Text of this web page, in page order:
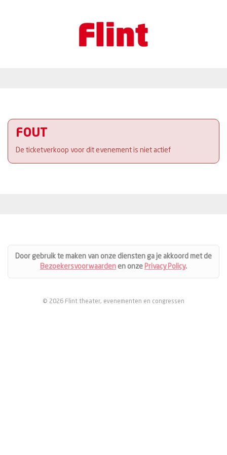
FOUT
De ticketverkoop voor dit evenement is niet actief
Door gebruik te maken van onze diensten ga je akkoord met de
Bezoekersvoorwaarden en onze Privacy Policy.
© 2026 Flint theater, evenementen en congressen